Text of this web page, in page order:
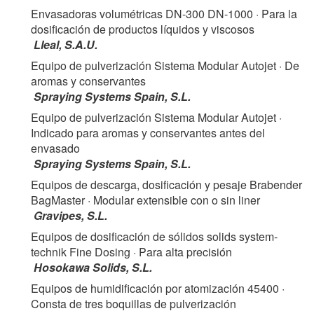
Envasadoras volumétricas DN-300 DN-1000 · Para la
dosificación de productos líquidos y viscosos
Lleal, S.A.U.
Equipo de pulverización Sistema Modular Autojet · De
aromas y conservantes
Spraying Systems Spain, S.L.
Equipo de pulverización Sistema Modular Autojet ·
Indicado para aromas y conservantes antes del
envasado
Spraying Systems Spain, S.L.
Equipos de descarga, dosificación y pesaje Brabender
BagMaster· Modular extensible con o sin liner
Gravipes, S.L.
Equipos de dosificación de sólidos solids system-
technik Fine Dosing · Para alta precisión
Hosokawa Solids, S.L.
Equipos de humidificación por atomización 45400 ·
Consta de tres boquillas de pulverización